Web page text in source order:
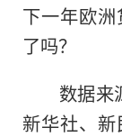
下一年欧
了吗？
数据来
新华社、